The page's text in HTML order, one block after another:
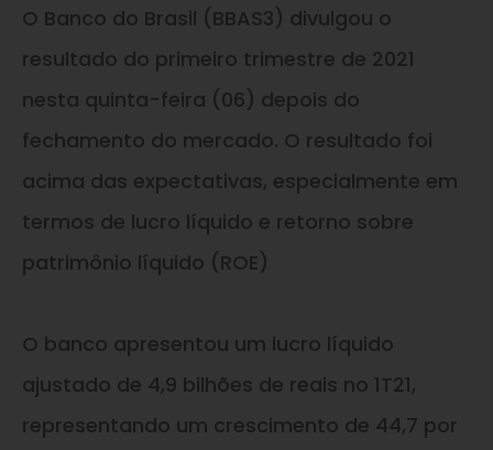
O Banco do Brasil (BBAS3) divulgou o
resultado do primeiro trimestre de 2021
nesta quinta-feira (06) depois do
fechamento do mercado. O resultado foi
acima das expectativas, especialmente em
termos de lucro líquido e retorno sobre
patrimônio líquido (ROE)
O banco apresentou um lucro líquido
ajustado de 4,9 bilhões de reais no 1T21,
representando um crescimento de 44,7 por